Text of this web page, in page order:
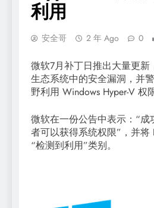
利用
安全哥 2 年 Ago 0
微软7月补丁日推出大量更新
生态系统中的安全漏洞，并
野利用 Windows Hyper-V 权
微软在一份公告中表示：“
者可以获得系统权限”，并将
“检测到利用”类别。